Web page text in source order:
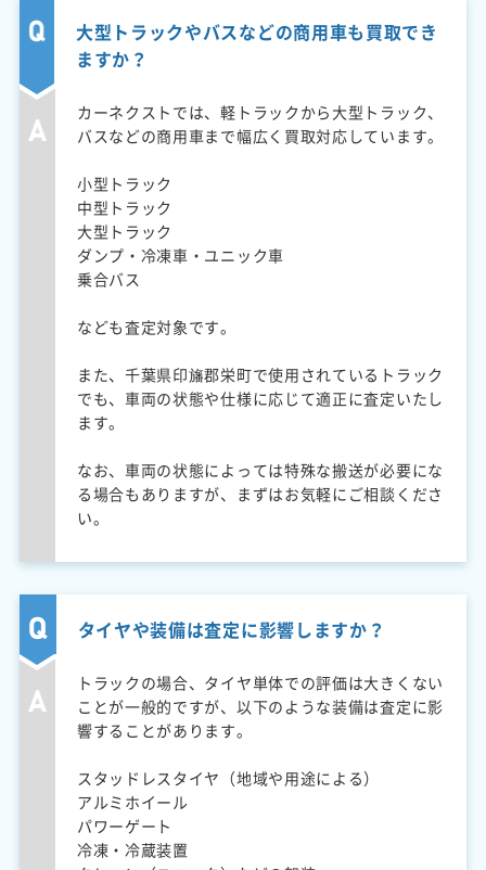
大型トラックやバスなどの商用車も買取でき
ますか？
カーネクストでは、軽トラックから大型トラック、
バスなどの商用車まで幅広く買取対応しています。
小型トラック
中型トラック
大型トラック
ダンプ・冷凍車・ユニック車
乗合バス
なども査定対象です。
また、千葉県印旛郡栄町で使用されているトラック
でも、車両の状態や仕様に応じて適正に査定いたし
ます。
なお、車両の状態によっては特殊な搬送が必要にな
る場合もありますが、まずはお気軽にご相談くださ
い。
タイヤや装備は査定に影響しますか？
トラックの場合、タイヤ単体での評価は大きくない
ことが一般的ですが、以下のような装備は査定に影
響することがあります。
スタッドレスタイヤ（地域や用途による）
アルミホイール
パワーゲート
冷凍・冷蔵装置